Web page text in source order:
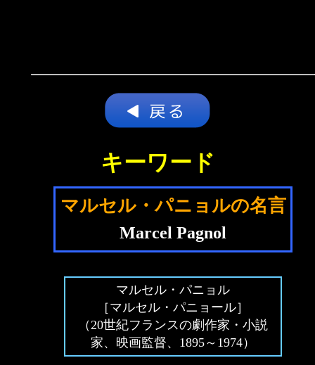
キーワード
マルセル・パニョルの名言
Marcel Pagnol
マルセル・パニョル
［マルセル・パニョール］
（20世紀フランスの劇作家・小説
家、映画監督、1895～1974）